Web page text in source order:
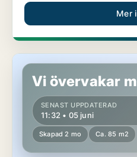
Mer
Butikslokal i Lysekil
Vi övervakar
SENAST UPPDATERAD
11:32 • 05 juni
Skapad 2 mo Ca. 85 m2